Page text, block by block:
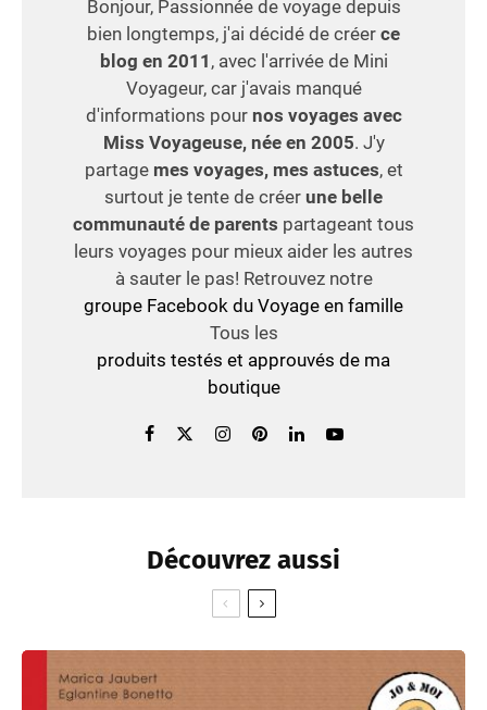
Bonjour, Passionnée de voyage depuis
bien longtemps, j'ai décidé de créer ce
blog en 2011 , avec l'arrivée de Mini
Voyageur, car j'avais manqué
d'informations pour nos voyages avec
Miss Voyageuse, née en 2005. J'y
partage mes voyages, mes astuces, et
surtout je tente de créer une belle
communauté de parents partageant tous
leurs voyages pour mieux aider les autres
à sauter le pas! Retrouvez notre
groupe Facebook du Voyage en famille
Tous les
produits testés et approuvés de ma
boutique
Découvrez aussi